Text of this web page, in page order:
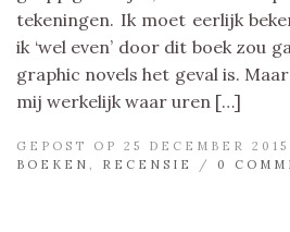
tekeningen. Ik moet eerlijk
ik ‘wel even’ door dit boek zou
graphic novels het geval is.
mij werkelijk waar uren […]
GEPOST OP 25 DECEMBER
BOEKEN
RECENSIE / 0